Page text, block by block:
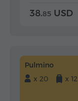
38.85 USD
Pulmino
x 20
x 12